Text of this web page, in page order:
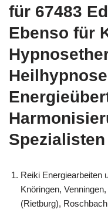
für 67483
Ebenso für
Spezialisten
Reiki Energiearbeiten
Knöringen,
(Rietburg),